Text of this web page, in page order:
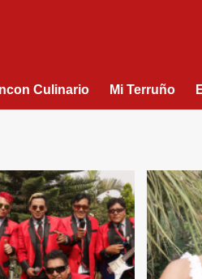
Culinario Mi Terruño